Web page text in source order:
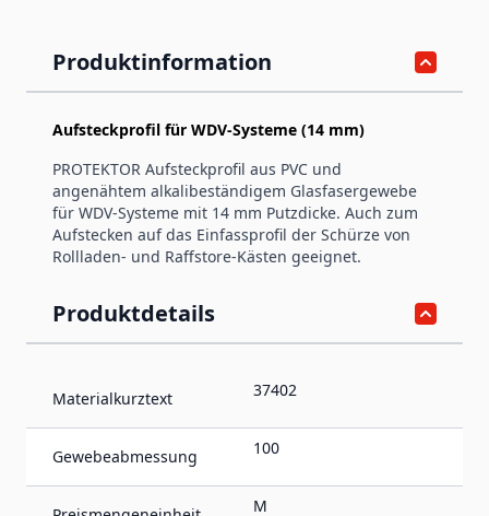
Produktinformation
Aufsteckprofil für WDV-Systeme (14 mm)
PROTEKTOR Aufsteckprofil aus PVC und
angenähtem alkalibeständigem Glasfasergewebe
für WDV-Systeme mit 14 mm Putzdicke. Auch zum
Aufstecken auf das Einfassprofil der Schürze von
Rollladen- und Raffstore-Kästen geeignet.
Produktdetails
Materialkurztext 37402
Gewebeabmessung 100
M